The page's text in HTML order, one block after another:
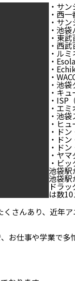
・サ
・西
・サ
・池
・東
・西
・ル
・
・
・
・池
・キ
・ISP
・エ
・池
・ヒ
・ド
・ド
・ド
・ヤ
・ビ
池袋駅
池袋駅
ドラッ
は数
さんあり、近年
お仕事や学業で多